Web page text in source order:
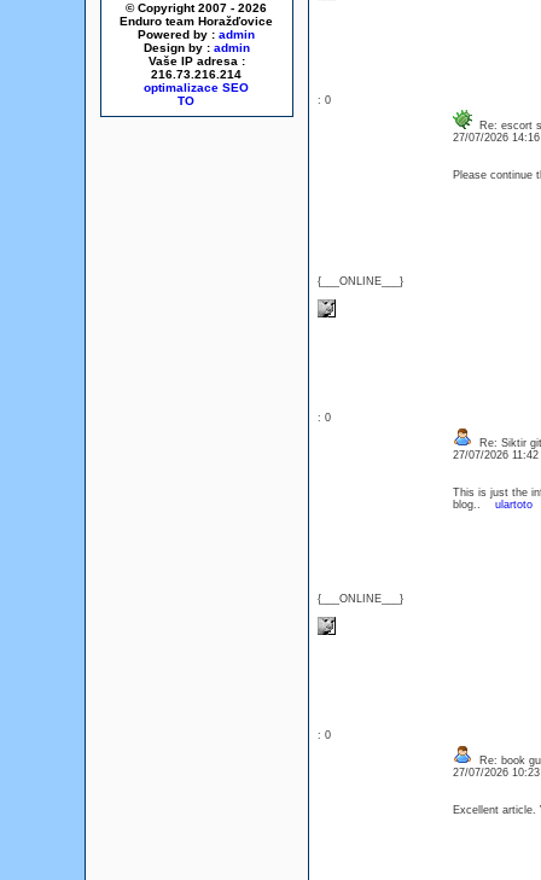
© Copyright 2007 - 2026
Enduro team Horažďovice
Powered by : admin
Design by : admin
Vaše IP adresa :
216.73.216.214
optimalizace SEO
: 0
{___ONLINE___}
Re: escort
27/07/2026
Please
: 0
{___ONLINE___}
Re: Siktir
27/07/2026
This is just the
blog.. ulartoto
: 0
Re: book
27/07/2026
Excellent